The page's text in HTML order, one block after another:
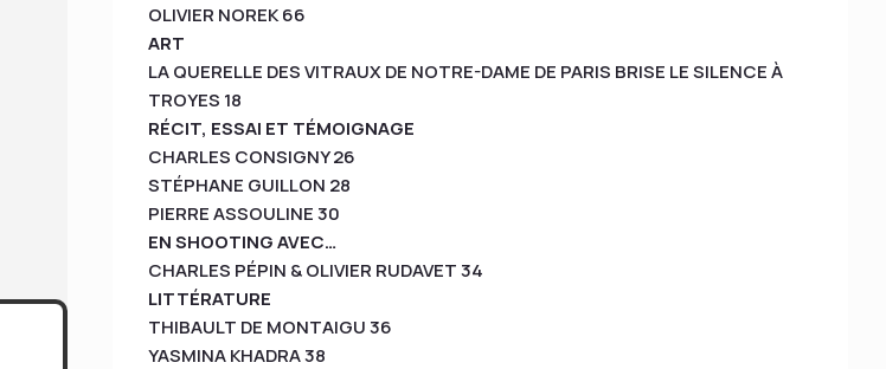
OLIVIER NOREK 66
ART
LA QUERELLE DES VITRAUX DE NOTRE-DAME DE PARIS BRISE LE SILENCE À
TROYES 18
RÉCIT, ESSAI ET TÉMOIGNAGE
CHARLES CONSIGNY 26
STÉPHANE GUILLON 28
PIERRE ASSOULINE 30
EN SHOOTING AVEC…
CHARLES PÉPIN & OLIVIER RUDAVET 34
LITTÉRATURE
THIBAULT DE MONTAIGU 36
YASMINA KHADRA 38